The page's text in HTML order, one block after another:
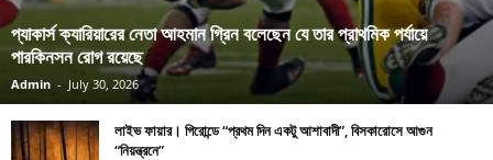
প্যাকার্স ক্যারিয়ারের নেতা আহমান গ্রিন বলেছেন যে তার প্রাথমিক পর্যায়ে
পারকিনসন রোগ রয়েছে
Admin - July 30, 2026
লাইভ ফায়ার। গিরোন্ডে “প্রথম দিন একটু আশাবাদী”, বিসকারোসে আগুন
“নিয়ন্ত্রনে”